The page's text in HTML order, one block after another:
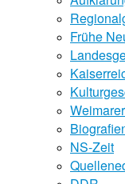
Frühe
NS-Zeit